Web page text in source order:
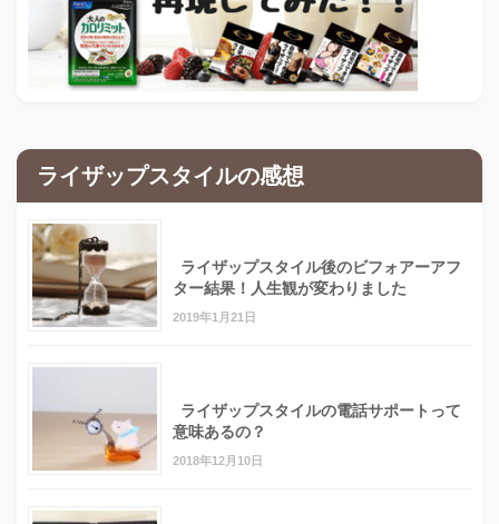
ライザップスタイルの感想
ライザップスタイル後のビフォアーアフ
ター結果！人生観が変わりました
2019年1月21日
ライザップスタイルの電話サポートって
意味あるの？
2018年12月10日